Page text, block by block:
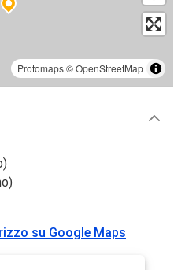
Protomaps©OpenStreetMap
su Google Maps